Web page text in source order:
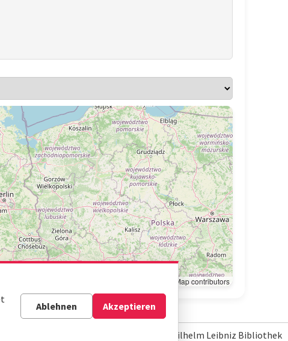
© OpenStreetMap contributors
© Gottfried Wilhelm Leibniz Bibliothek
Ablehnen Akzeptieren